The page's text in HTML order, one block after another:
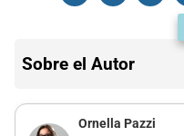
Sobre el Autor
Ornella Pazzi